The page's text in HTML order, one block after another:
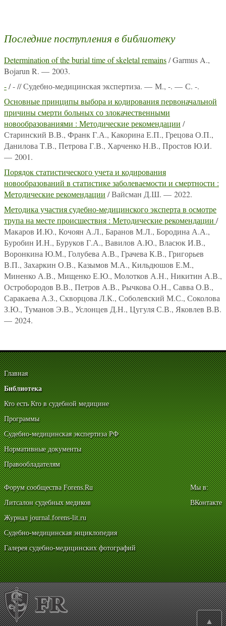
Последние поступления в библиотеку
Determination of the burial time of skeletal remains/ Garmus A.,
Bojarun R. — 2003.
-/ - // Судебно-медицинская экспертиза. — М., -. — С. -.
Основные принципы выбора и кодирования первоначальной
причины смерти больных со злокачественными
новообразованиями : Методические рекомендации /
Старинский В.В., Франк Г.А., Какорина Е.П., Грецова О.П.,
Данилова Т.В., Петрова Г.В., Харченко Н.В., Простов Ю.И.
— 2001.
Порядок статистического учета и кодирования
новообразований в статистике заболеваемости и смертности :
Методические рекомендации / Вайсман Д.Ш. — 2022.
Методика участия судебно-медицинского эксперта в осмотре
трупа на месте происшествия : Методические рекомендации /
Макаров И.Ю., Кочоян А.Л., Баранов М.Л., Бородина А.А.,
Буробин И.Н., Буруков Г.А., Вавилов А.Ю., Власюк И.В.,
Воронкина Ю.М., Голубева А.В., Грачева К.В., Григорьев
В.П., Захаркин О.В., Казымов М.А., Кильдюшов Е.М.,
Миненко А.В., Мищенко Е.Ю., Молотков А.Н., Никитин А.В.,
Остробородов В.В., Петров А.В., Рычкова О.Н., Савва О.В.,
Саракаева А.З., Скворцова Л.К., Соболевский М.С., Соколова
З.Ю., Туманов Э.В., Услонцев Д.Н., Цугуля С.В., Яковлев В.В.
— 2024.
Главная
Библиотека
Кто есть Кто в судебной медицине
Программы
Судебно-медицинская экспертиза РФ
Нормативные документы
Правообладателям
Форум сообщества Forens.Ru
Литсалон судебных медиков
Журнал journal.forens-lit.ru
Судебно-медицинская энциклопедия
Галерея судебно-медицинских фотографий
Мы в:
ВКонтакте
▲